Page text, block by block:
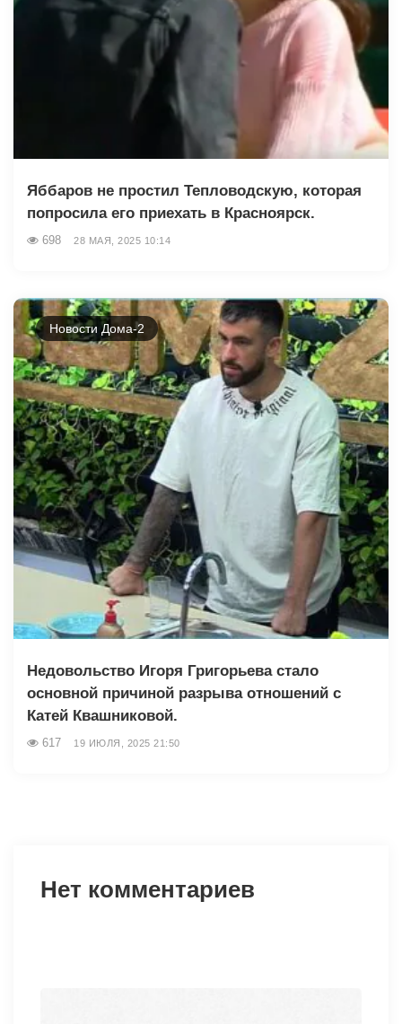
Яббаров не простил Тепловодскую, которая
попросила его приехать в Красноярск.
698 28 МАЯ, 2025 10:14
Новости Дома-2
Недовольство Игоря Григорьева стало
основной причиной разрыва отношений с
Катей Квашниковой.
617 19 ИЮЛЯ, 2025 21:50
Нет комментариев